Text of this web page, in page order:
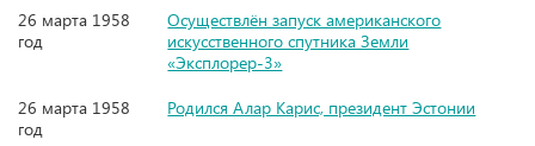
26 марта 1958
год
Осуществлён запуск американского
искусственного спутника Земли
«Эксплорер-3»
26 марта 1958
год
Родился Алар Карис, президент Эстонии